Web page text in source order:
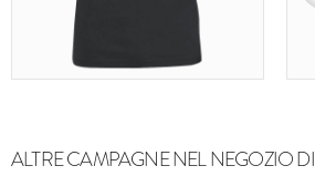
ALTRE CAMPAGNE NEL NEGOZIO DI